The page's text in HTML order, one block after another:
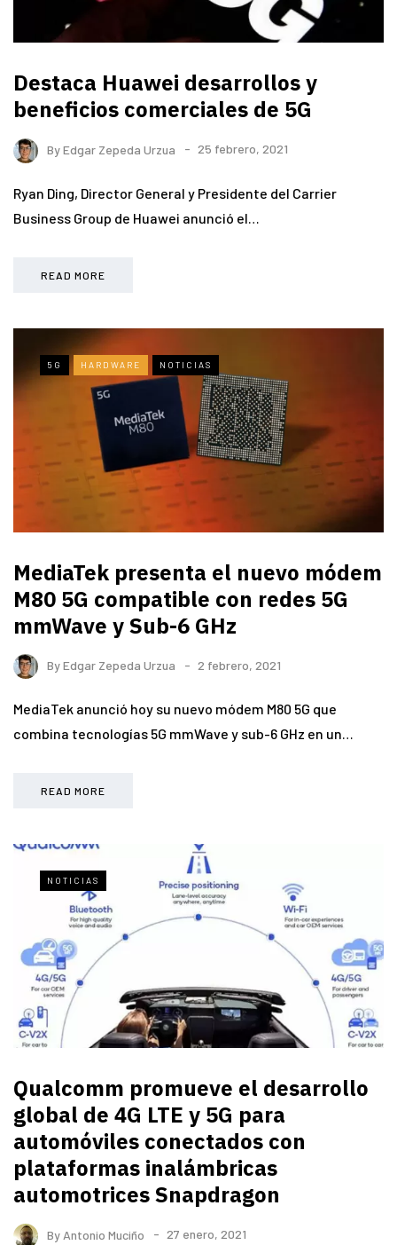
Destaca Huawei desarrollos y
beneficios comerciales de 5G
ByEdgar Zepeda Urzua 25 febrero, 2021
Ryan Ding, Director General y Presidente del Carrier
Business Group de Huawei anunció el…
READ MORE
5G HARDWARE NOTICIAS
MediaTek presenta el nuevo módem
M80 5G compatible con redes 5G
mmWave y Sub-6 GHz
ByEdgar Zepeda Urzua 2 febrero, 2021
MediaTek anunció hoy su nuevo módem M80 5G que
combina tecnologías 5G mmWave y sub-6 GHz en un…
READ MORE
NOTICIAS
Qualcomm promueve el desarrollo
global de 4G LTE y 5G para
automóviles conectados con
plataformas inalámbricas
automotrices Snapdragon
By Antonio Muciño 27 enero, 2021